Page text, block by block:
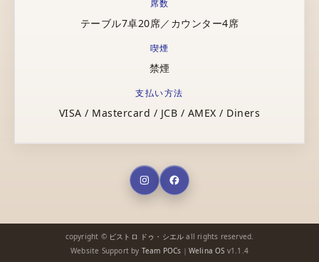
席数
テーブル7卓20席／カウンター4席
喫煙
禁煙
支払い方法
VISA / Mastercard / JCB / AMEX / Diners
copyright © ビストロ ドゥ・シエル all rights reserved.
Website Support by Team POCs ｜ Welina OS v1.1.4